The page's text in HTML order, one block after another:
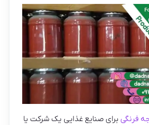
فرنگی برای صنایع غذایی یک شرکت یا